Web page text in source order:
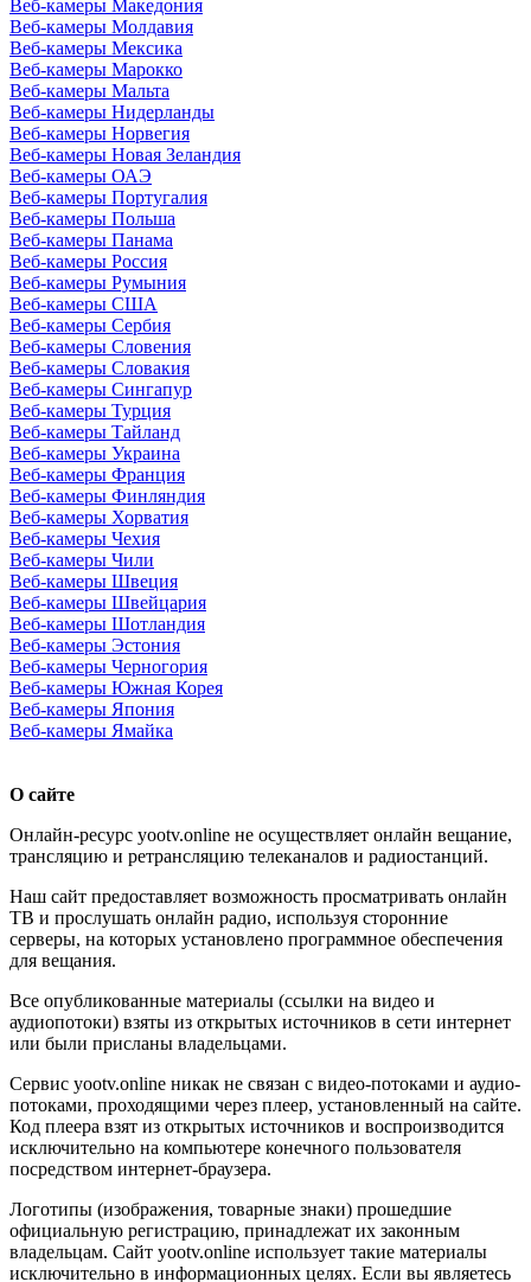
Веб-камеры Македония
Веб-камеры Молдавия
Веб-камеры Мексика
Веб-камеры Марокко
Веб-камеры Мальта
Веб-камеры Нидерланды
Веб-камеры Норвегия
Веб-камеры Новая Зеландия
Веб-камеры ОАЭ
Веб-камеры Португалия
Веб-камеры Польша
Веб-камеры Панама
Веб-камеры Россия
Веб-камеры Румыния
Веб-камеры США
Веб-камеры Сербия
Веб-камеры Словения
Веб-камеры Словакия
Веб-камеры Сингапур
Веб-камеры Турция
Веб-камеры Тайланд
Веб-камеры Украина
Веб-камеры Франция
Веб-камеры Финляндия
Веб-камеры Хорватия
Веб-камеры Чехия
Веб-камеры Чили
Веб-камеры Швеция
Веб-камеры Швейцария
Веб-камеры Шотландия
Веб-камеры Эстония
Веб-камеры Черногория
Веб-камеры Южная Корея
Веб-камеры Япония
Веб-камеры Ямайка
О сайте
Онлайн-ресурс yootv.online не осуществляет онлайн вещание,
трансляцию и ретрансляцию телеканалов и радиостанций.
Наш сайт предоставляет возможность просматривать онлайн
ТВ и прослушать онлайн радио, используя сторонние
серверы, на которых установлено программное обеспечения
для вещания.
Все опубликованные материалы (ссылки на видео и
аудиопотоки) взяты из открытых источников в сети интернет
или были присланы владельцами.
Сервис yootv.online никак не связан с видео-потоками и аудио-
потоками, проходящими через плеер, установленный на сайте.
Код плеера взят из открытых источников и воспроизводится
исключительно на компьютере конечного пользователя
посредством интернет-браузера.
Логотипы (изображения, товарные знаки) прошедшие
официальную регистрацию, принадлежат их законным
владельцам. Сайт yootv.online использует такие материалы
исключительно в информационных целях. Если вы являетесь